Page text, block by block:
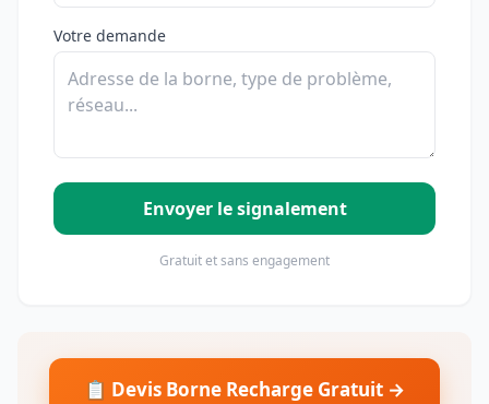
Votre demande
Envoyer le signalement
Gratuit et sans engagement
📋 Devis Borne Recharge Gratuit →